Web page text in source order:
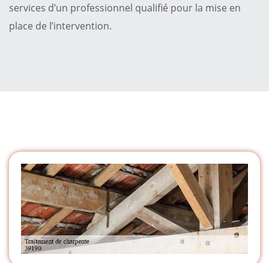
services d’un professionnel qualifié pour la mise en
place de l’intervention.